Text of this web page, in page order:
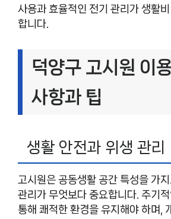
사용과 효율적인 전기 관리가 생활
합니다.
덕양구 고시원 이
사항과 팁
생활 안전과 위생 관리
고시원은 공동생활 공간 특성을 가
관리가 무엇보다 중요합니다. 주기
통해 쾌적한 환경을 유지해야 하며,